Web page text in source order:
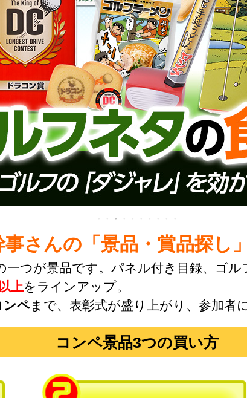
事さんの 「景品・賞品探し
つが景品です。パネル付き目録、ゴ
上をラインアップ。
ンペまで、表彰式が盛り上がり、参加者
コンペ景品3つの買い方